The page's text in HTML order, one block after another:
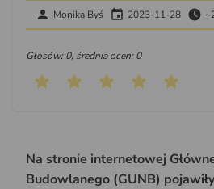
Monika Byś 2023-11-28
Głosów: 0, średnia ocen: 0
Na stronie internetowej
Budowlanego (GUNB)